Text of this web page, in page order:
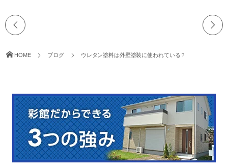
HOME ブログ ウレタン塗料は外壁塗装に使われている？